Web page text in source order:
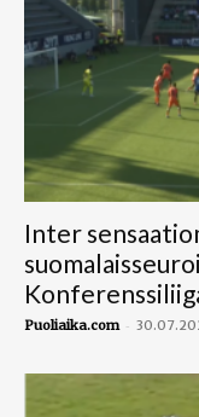
Inter
Puoliaika.com -